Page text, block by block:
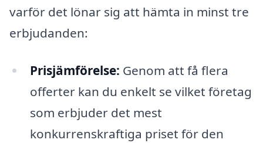
varför det lönar sig att hämta in minst tre
erbjudanden:
Prisjämförelse: Genom att få flera
offerter kan du enkelt se vilket företag
som erbjuder det mest
konkurrenskraftiga priset för den